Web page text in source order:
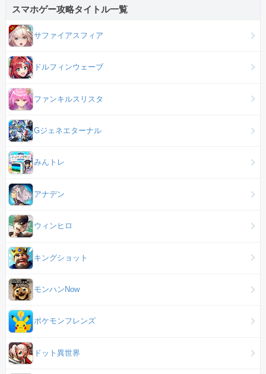
スマホゲー攻略タイトル一覧
サファイアスフィア
ドルフィンウェーブ
ファンキルスリスタ
Gジェネエターナル
みんトレ
アナデン
ウィンヒロ
キングショット
モンハンNow
ポケモンフレンズ
ドット異世界